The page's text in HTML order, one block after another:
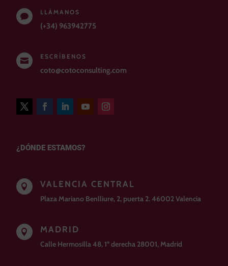

LLÁMANOS
(+34) 963942775

ESCRÍBENOS
coto@cotoconsulting.com
¿DÓNDE ESTAMOS?
 VALENCIA CENTRAL
Plaza Mariano Benlliure, 2, puerta 2. 46002 Valencia
 MADRID
Calle Hermosilla 48, 1º derecha 28001, Madrid